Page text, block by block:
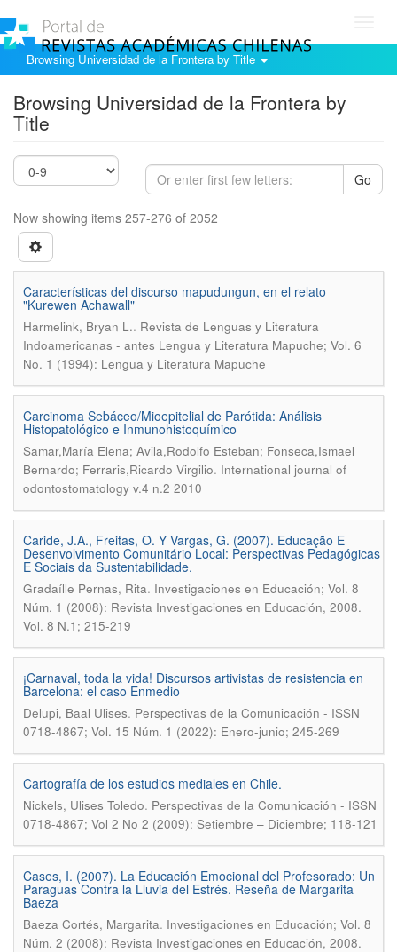
Browsing Universidad de la Frontera by Title
Browsing Universidad de la Frontera by
Title
Go
Now showing items 257-276 of 2052
Características del discurso mapudungun, en el relato
"Kurewen Achawall"
Harmelink, Bryan L.. Revista de Lenguas y Literatura
Indoamericanas - antes Lengua y Literatura Mapuche; Vol. 6
No. 1 (1994): Lengua y Literatura Mapuche
Carcinoma Sebáceo/Mioepitelial de Parótida: Análisis
Histopatológico e Inmunohistoquímico
Samar,María Elena; Avila,Rodolfo Esteban; Fonseca,Ismael
Bernardo; Ferraris,Ricardo Virgilio. International journal of
odontostomatology v.4 n.2 2010
Caride, J.A., Freitas, O. Y Vargas, G. (2007). Educação E
Desenvolvimento Comunitário Local: Perspectivas Pedagógicas
E Sociais da Sustentabilidade.
Gradaílle Pernas, Rita. Investigaciones en Educación; Vol. 8
Núm. 1 (2008): Revista Investigaciones en Educación, 2008.
Vol. 8 N.1; 215-219
¡Carnaval, toda la vida! Discursos artivistas de resistencia en
Barcelona: el caso Enmedio
Delupi, Baal Ulises. Perspectivas de la Comunicación - ISSN
0718-4867; Vol. 15 Núm. 1 (2022): Enero-junio; 245-269
Cartografía de los estudios mediales en Chile.
Nickels, Ulises Toledo. Perspectivas de la Comunicación - ISSN
0718-4867; Vol 2 No 2 (2009): Setiembre – Diciembre; 118-121
Cases, I. (2007). La Educación Emocional del Profesorado: Un
Paraguas Contra la Lluvia del Estrés. Reseña de Margarita
Baeza
Baeza Cortés, Margarita. Investigaciones en Educación; Vol. 8
Núm. 2 (2008): Revista Investigaciones en Educación, 2008.